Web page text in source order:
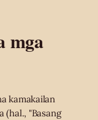
mga
kamakailan
(hal., "Basang